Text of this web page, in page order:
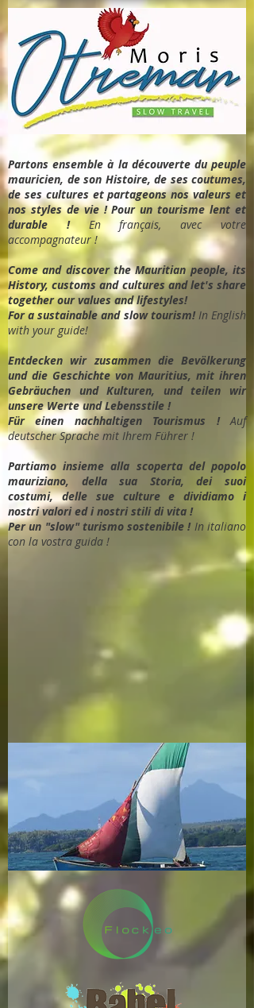
Partons ensemble à la découverte du peuple
mauricien, de son Histoire, de ses coutumes,
de ses cultures et partageons nos valeurs et
nos styles de vie ! Pour un tourisme lent et
durable ! En français, avec votre
accompagnateur !
Come and discover the Mauritian people, its
History, customs and cultures and let's share
together our values and lifestyles!
For a sustainable and slow tourism! In English
with your guide!
Entdecken wir zusammen die Bevölkerung
und die Geschichte von Mauritius, mit ihren
Gebräuchen und Kulturen, und teilen wir
unsere Werte und Lebensstile !
Für einen nachhaltigen Tourismus !Auf
deutscher Sprache mit Ihrem Führer !
Partiamo insieme alla scoperta del popolo
mauriziano, della sua Storia, dei suoi
costumi, delle sue culture e dividiamo i
nostri valori ed i nostri stili di vita !
Per un "slow" turismo sostenibile ! In italiano
con la vostra guida !